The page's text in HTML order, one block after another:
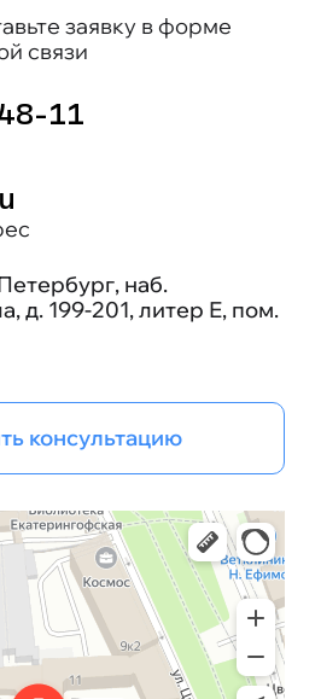
заявку в форме
связи
11
наб.
д. 199-201, литер Е, пом.
консультацию